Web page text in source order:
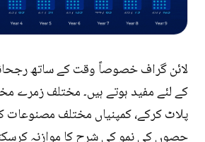
لائن گراف خصوصاً وقت کے ساتھ
کے لئے مفید ہوتے ہیں۔ مختلف زمرے
پلاٹ کرکے، کمپنیاں مختلف مصنوعات